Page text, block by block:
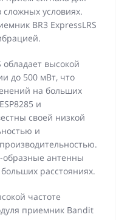
условиях.
BR3 ExpressLRS
высокой
до 500 мВт, что
на больших
и
своей низкой
и
образные антенны
расстояниях.
частоте
приемник Bandit